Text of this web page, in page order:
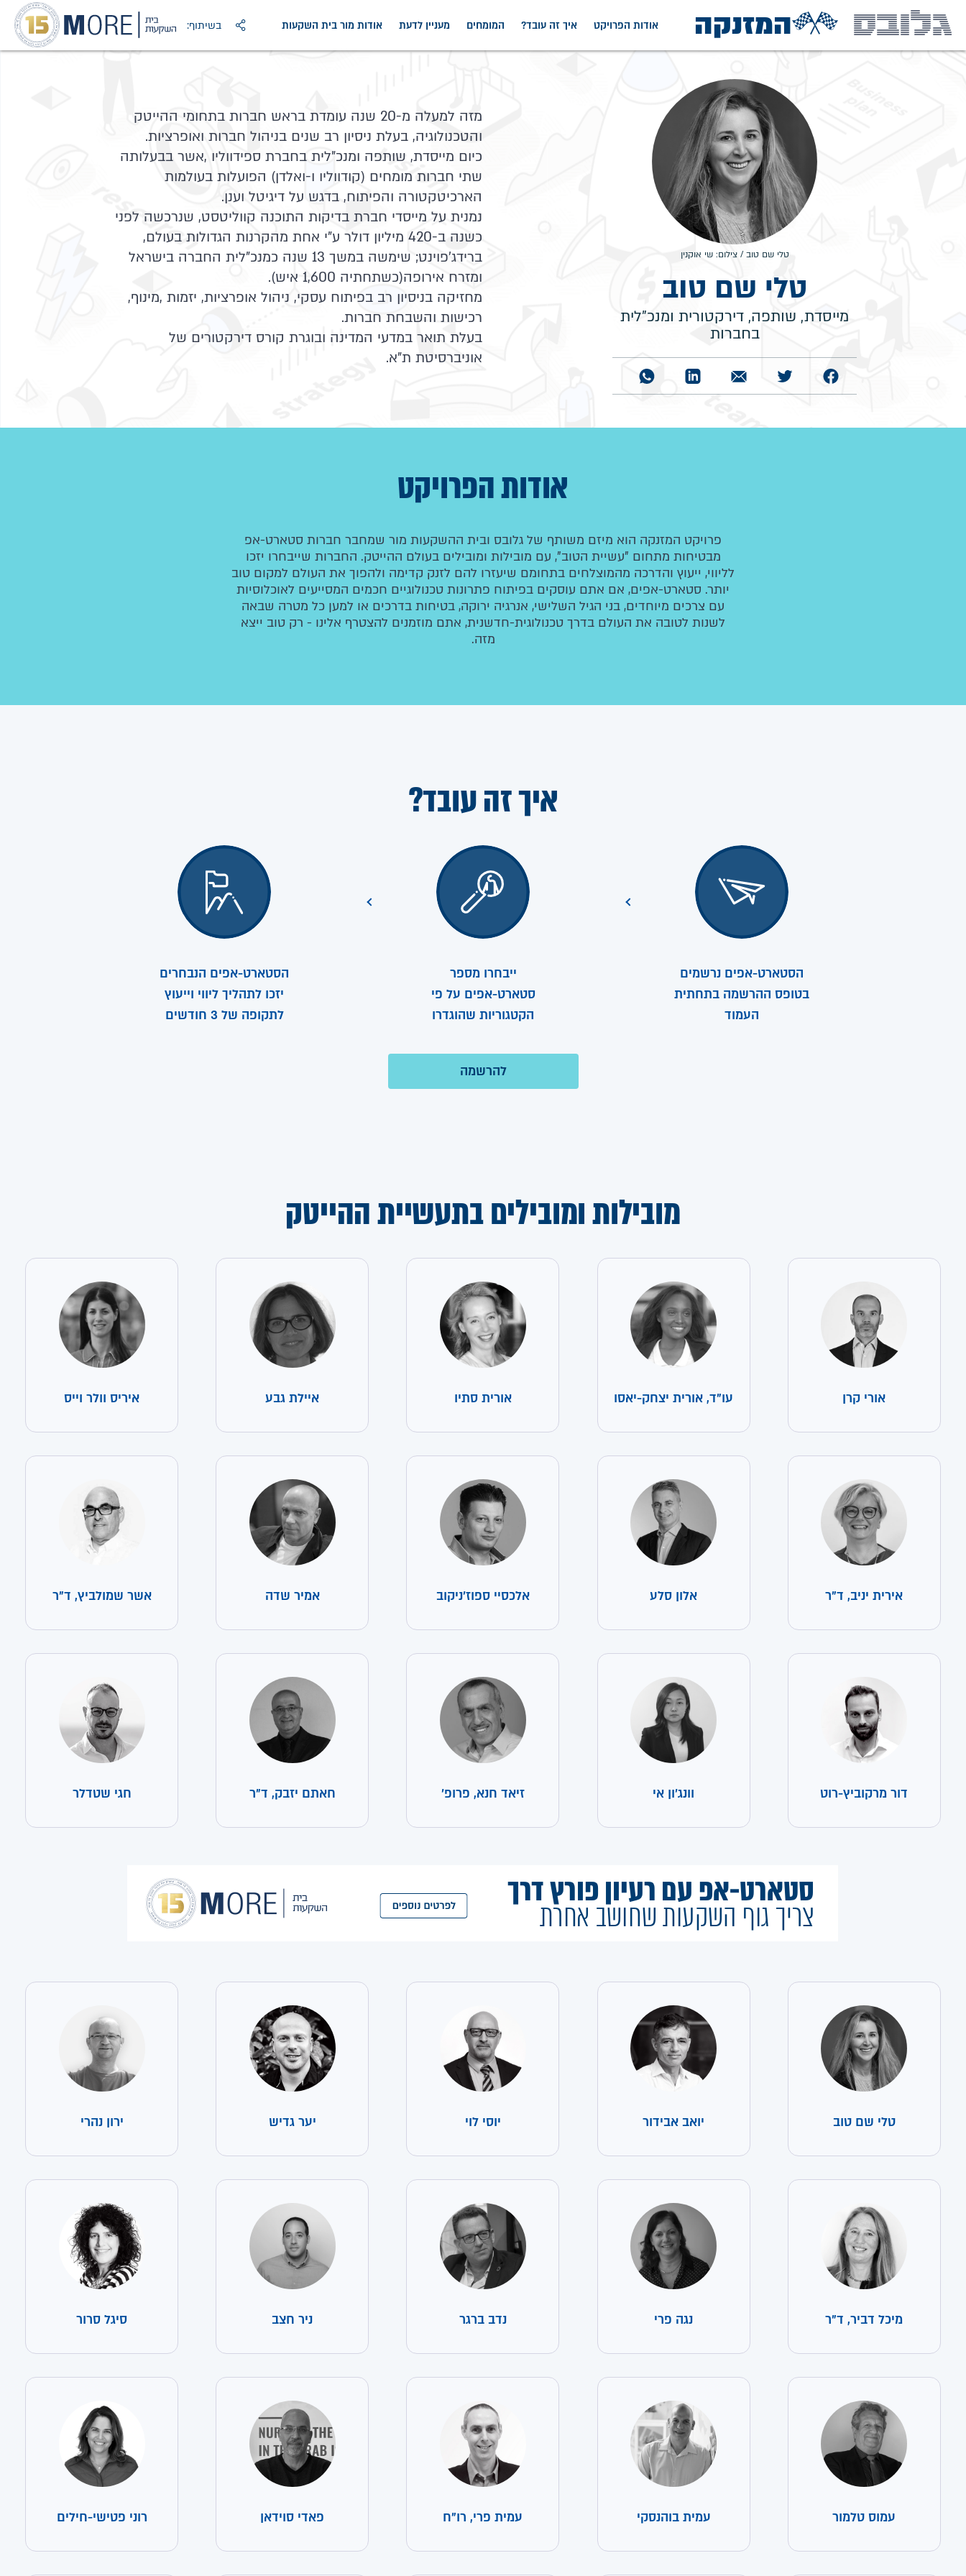
המזנקה אודות הפרויקט איך זה עובד? המומחים מעניין לדעת אודות מור בית השקעות בשיתוף:
טלי שם טוב / צילום: שי אוקנין
טלי שם טוב
מייסדת, שותפה, דירקטורית ומנכ"לית
בחברות
מזה למעלה מ-20 שנה עומדת בראש חברות בתחומי ההייטק
והטכנולוגיה, בעלת ניסיון רב שנים בניהול חברות ואופרציות.
כיום מייסדת, שותפה ומנכ"לית בחברת ספידווליו ,אשר בבעלותה
שתי חברות מומחים (קודווליו ו-ואלדן) הפועלות בעולמות
הארכיטקטורה והפיתוח, בדגש על דיגיטל וענן.
נמנית על מייסדי חברת בדיקות התוכנה קווליטסט, שנרכשה לפני
כשנה ב-420 מיליון דולר ע"י אחת מהקרנות הגדולות בעולם,
ברידג'פוינט; שימשה במשך 13 שנה כמנכ"לית החברה בישראל
ומזרח אירופה(כשתחתיה 1,600 איש).
מחזיקה בניסיון רב בפיתוח עסקי, ניהול אופרציות, יזמות ,מינוף,
רכישות והשבחת חברות.
בעלת תואר במדעי המדינה ובוגרת קורס דירקטורים של
אוניברסיטת ת"א.
אודות הפרויקט
פרויקט המזנקה הוא מיזם משותף של גלובס ובית ההשקעות מור שמחבר חברות סטארט-אפ
מבטיחות מתחום "עשיית הטוב", עם מובילות ומובילים בעולם ההייטק. החברות שייבחרו יזכו
לליווי, ייעוץ והדרכה מהמוצלחים בתחומם שיעזרו להם לזנק קדימה ולהפוך את העולם למקום טוב
יותר. סטארט-אפים, אם אתם עוסקים בפיתוח פתרונות טכנולוגיים חכמים המסייעים לאוכלוסיות
עם צרכים מיוחדים, בני הגיל השלישי, אנרגיה ירוקה, בטיחות בדרכים או למען כל מטרה שבאה
לשנות לטובה את העולם בדרך טכנולוגית-חדשנית, אתם מוזמנים להצטרף אלינו - רק טוב ייצא
מזה.
איך זה עובד?
הסטארט-אפים נרשמים
בטופס ההרשמה בתחתית
העמוד
ייבחרו מספר
סטארט-אפים על פי
הקטגוריות שהוגדרו
הסטארט-אפים הנבחרים
יזכו לתהליך ליווי וייעוץ
לתקופה של 3 חודשים
מובילות ומובילים בתעשיית ההייטק
אורי קרן עו"ד, אורית יצחק-יאסו אורית סתיו איילת גבע איריס וולר וייס
אירית יניב, ד"ר אלון סלע אלכסיי ספוז'ניקוב אמיר שדה אשר שמולביץ, ד"ר
דור מרקוביץ-רוט וונג'ון אי זיאד חנא, פרופ' חאתם יזבק, ד"ר חגי שטדלר
טלי שם טוב יואב אבידור יוסי לוי יער גדיש ירון נהרי
מיכל דביר, ד"ר נגה פרי נדב ברגר ניר חצב סיגל סרור
עמוס טלמור עמית בוהנסקי עמית פרי, רו"ח פאדי סוידאן רוני פטישי-חילים